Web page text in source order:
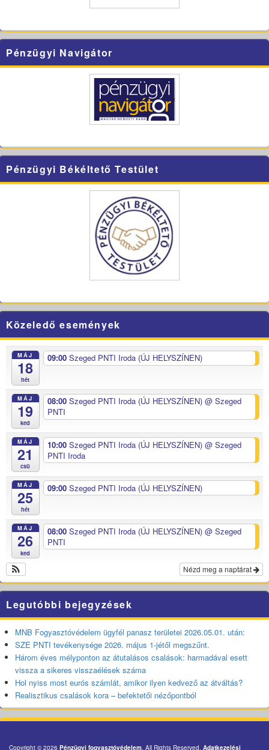
Pénzügyi Navigátor
Pénzügyi Békéltető Testület
Közeledő események
MÁJ
18
hét
09:00 Szeged PNTI Iroda (ÚJ HELYSZÍNEN)
MÁJ
19
ked
08:00 Szeged PNTI Iroda (ÚJ HELYSZÍNEN) @ Szeged
PNTI
MÁJ
21
csü
10:00 Szeged PNTI Iroda (ÚJ HELYSZÍNEN) @ Szeged
PNTI Iroda
MÁJ
25
hét
09:00 Szeged PNTI Iroda (ÚJ HELYSZÍNEN)
MÁJ
26
ked
08:00 Szeged PNTI Iroda (ÚJ HELYSZÍNEN) @ Szeged
PNTI
Nézd meg a naptárat
Legutóbbi bejegyzések
MNB Fogyasztóvédelem ügyfél panasz területei 2026.05.01. után:
SZE PNTI tevékenysége 2026. május 1-jétől megszűnt.
Három éves mélyponton az átutalásos csalások: harmadával esett
vissza a sikeres visszaélések száma
Hol nyiss most eurós számlát, amikor ilyen kedvező az átváltás?
Realisztikus csalások kora – befektetői nézőpontból
Copyright © 2026 Pénzügyi fogyasztóvédelem. All Rights Reserved. Adatkezelési